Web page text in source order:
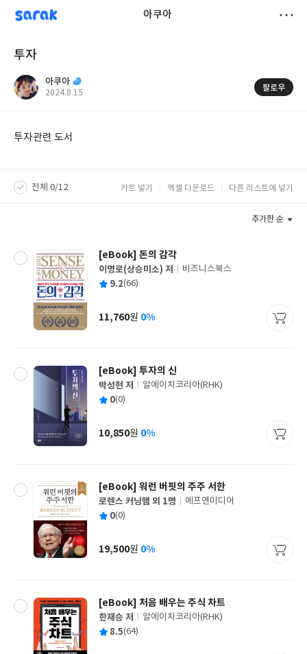
sarak 아쿠아
투자
아쿠아
작
2024.8.15
팔로우
투자관련 도서
전체 0/12 카트 넣기 엑셀 다운로드 다른 리스트에 넣기
추가한 순
[eBook] 돈의 감각
글
쓴
이명로(상승미소) 저
출
사
비즈니스북스
평 9.2(66)
가
11,760원 0%
[eBook] 투자의 신
글
쓴
박성현 저
출
사
알에이치코리아(RHK)
평 0(0)
가
10,850원 0%
[eBook] 워런 버핏의 주주 서한
글
쓴
로렌스 커닝햄 외 1명
출
사
에프엔미디어
평 0(0)
가
19,500원 0%
[eBook] 처음 배우는 주식 차트
글
쓴
한재승 저
출
알에이치코리아(RHK)
평 8.5(64)